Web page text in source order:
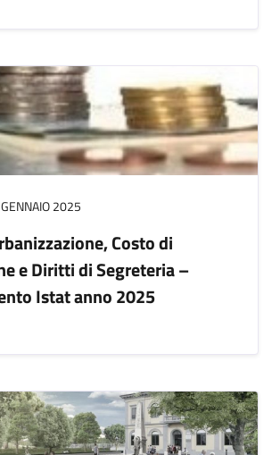
2025
Costo di
e Diritti di Segreteria –
Istat anno 2025